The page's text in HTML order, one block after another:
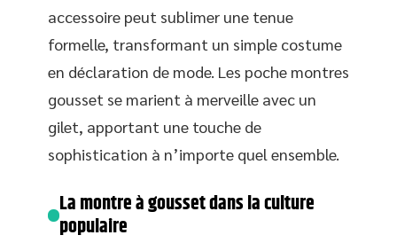
accessoire peut sublimer une tenue
formelle, transformant un simple costume
en déclaration de mode. Les poche montres
gousset se marient à merveille avec un
gilet, apportant une touche de
sophistication à n’importe quel ensemble.
La montre à gousset dans la culture
populaire